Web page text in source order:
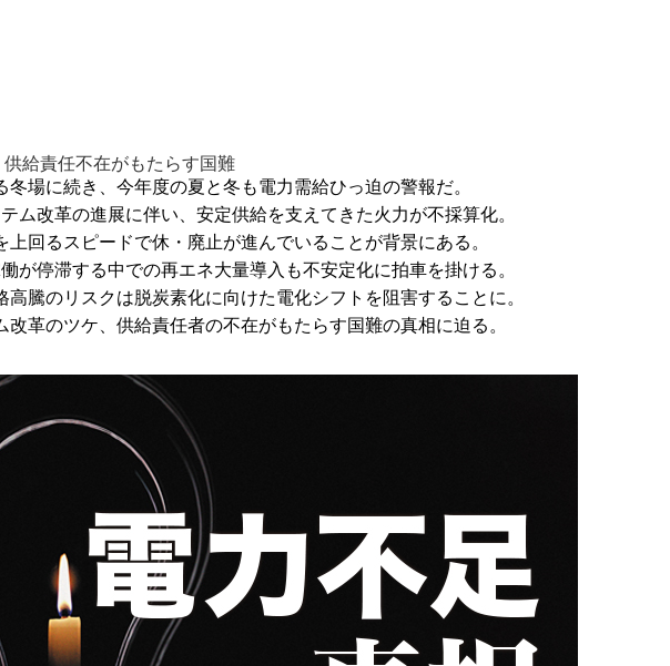
供給責任不在がもたらす国難
冬場に続き、今年度の夏と冬も電力需給ひっ迫の警報だ。
ム改革の進展に伴い、安定供給を支えてきた火力が不採算化。
上回るスピードで休・廃止が進んでいることが背景にある。
が停滞する中での再エネ大量導入も不安定化に拍車を掛ける。
高騰のリスクは脱炭素化に向けた電化シフトを阻害することに。
改革のツケ、供給責任者の不在がもたらす国難の真相に迫る。